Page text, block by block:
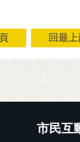
回最上
市民互